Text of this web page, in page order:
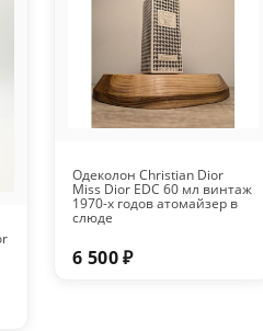
Одеколон Christian Dior
Miss Dior EDC 60 мл винтаж
1970-х годов атомайзер в
слюде
6 500 ₽